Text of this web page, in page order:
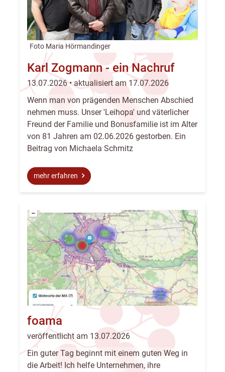
Foto Maria Hörmandinger
Karl Zogmann - ein Nachruf
13.07.2026 • aktualisiert am 17.07.2026
Wenn man von prägenden Menschen Abschied
nehmen muss. Unser 'Leihopa' und väterlicher
Freund der Familie und Bonusfamilie ist im Alter
von 81 Jahren am 02.06.2026 gestorben. Ein
Beitrag von Michaela Schmitz
mehr erfahren
foama
veröffentlicht am 13.07.2026
Ein guter Tag beginnt mit einem guten Weg in
die Arbeit! Ich helfe Unternehmen, ihre